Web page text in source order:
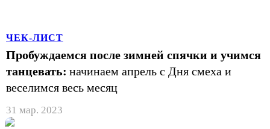
ЧЕК-ЛИСТ
Пробуждаемся после зимней спячки и учимся
танцевать: начинаем апрель с Дня смеха и
веселимся весь месяц
31 мар. 2023